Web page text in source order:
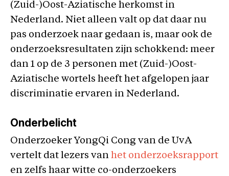
(Zuid-)Oost-Aziatische herkomst in
Nederland. Niet alleen valt op dat daar nu
pas onderzoek naar gedaan is, maar ook de
onderzoeksresultaten zijn schokkend: meer
dan 1 op de 3 personen met (Zuid-)Oost-
Aziatische wortels heeft het afgelopen jaar
discriminatie ervaren in Nederland.
Onderbelicht
Onderzoeker YongQi Cong van de UvA
vertelt dat lezers van het onderzoeksrapport
en zelfs haar witte co-onderzoekers